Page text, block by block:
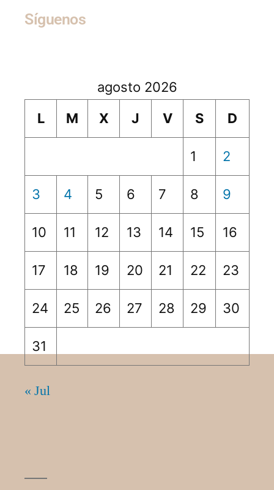
Síguenos
agosto 2026
L
M X J V S D
1 2
3 4 5 6 7 8 9
10 11 12 13 14 15 16
17 18 19 20 21 22 23
24 25 26 27 28 29 30
31
« Jul